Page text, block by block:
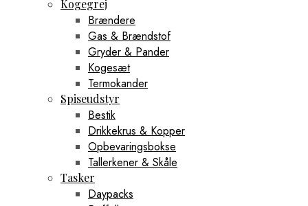
Kogegrej
Brændere
Gas & Brændstof
Gryder & Pander
Kogesæt
Termokander
Spiseudstyr
Bestik
Drikkekrus & Kopper
Opbevaringsbokse
Tallerkener & Skåle
Tasker
Daypacks